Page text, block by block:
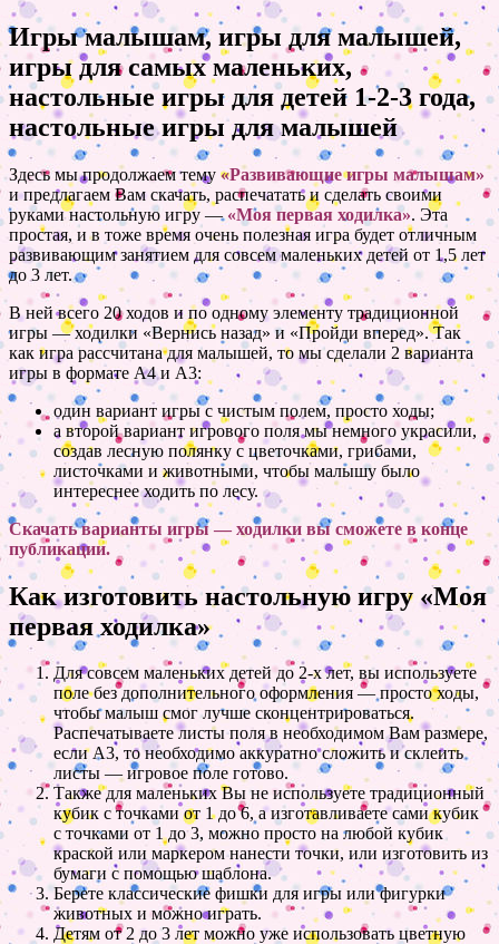
Игры малышам, игры для малышей,
игры для самых маленьких,
настольные игры для детей 1-2-3 года,
настольные игры для малышей
Здесь мы продолжаем тему «Развивающие игры малышам»
и предлагаем Вам скачать, распечатать и сделать своими
руками настольную игру —«Моя первая ходилка». Эта
простая, и в тоже время очень полезная игра будет отличным
развивающим занятием для совсем маленьких детей от 1,5 лет
до 3 лет.
В ней всего 20 ходов и по одному элементу традиционной
игры — ходилки «Вернись назад» и «Пройди вперед». Так
как игра рассчитана для малышей, то мы сделали 2 варианта
игры в формате А4 и А3:
один вариант игры с чистым полем, просто ходы;
а второй вариант игрового поля мы немного украсили,
создав лесную полянку с цветочками, грибами,
листочками и животными, чтобы малышу было
интереснее ходить по лесу.
Скачать варианты игры — ходилки вы сможете в конце
публикации.
Как изготовить настольную игру «Моя
первая ходилка»
Для совсем маленьких детей до 2-х лет, вы используете
поле без дополнительного оформления — просто ходы,
чтобы малыш смог лучше сконцентрироваться.
Распечатываете листы поля в необходимом Вам размере,
если А3, то необходимо аккуратно сложить и склеить
листы — игровое поле готово.
Также для маленьких Вы не используете традиционный
кубик с точками от 1 до 6, а изготавливаете сами кубик
с точками от 1 до 3, можно просто на любой кубик
краской или маркером нанести точки, или изготовить из
бумаги с помощью шаблона.
Берете классические фишки для игры или фигурки
животных и можно играть.
Детям от 2 до 3 лет можно уже использовать цветную